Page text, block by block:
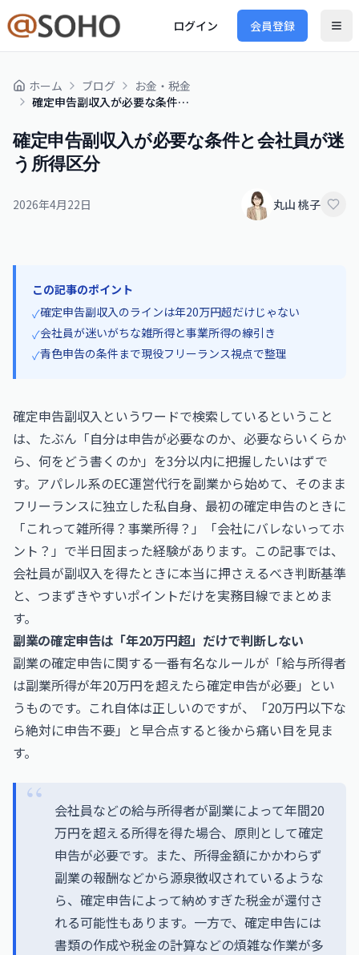
ログイン 会員登録
ホーム ブログ
お金・税金
確定申告副収入が必要な条件と会社員が迷う所得区分
確定申告副収入が必要な条件と会社員が迷
う所得区分
2026年4月22日 丸山 桃子
この記事のポイント
✓確定申告副収入のラインは年20万円超だけじゃない
✓会社員が迷いがちな雑所得と事業所得の線引き
✓青色申告の条件まで現役フリーランス視点で整理
確定申告副収入というワードで検索しているということ
は、たぶん「自分は申告が必要なのか、必要ならいくらか
ら、何をどう書くのか」を3分以内に把握したいはずで
す。アパレル系のEC運営代行を副業から始めて、そのまま
フリーランスに独立した私自身、最初の確定申告のときに
「これって雑所得？事業所得？」「会社にバレないってホ
ント？」で半日固まった経験があります。この記事では、
会社員が副収入を得たときに本当に押さえるべき判断基準
と、つまずきやすいポイントだけを実務目線でまとめま
す。
副業の確定申告は「年20万円超」だけで判断しない
副業の確定申告に関する一番有名なルールが「給与所得者
は副業所得が年20万円を超えたら確定申告が必要」とい
うものです。これ自体は正しいのですが、「20万円以下な
ら絶対に申告不要」と早合点すると後から痛い目を見ま
す。
会社員などの給与所得者が副業によって年間20
万円を超える所得を得た場合、原則として確定
申告が必要です。また、所得金額にかかわらず
副業の報酬などから源泉徴収されているような
ら、確定申告によって納めすぎた税金が還付さ
れる可能性もあります。一方で、確定申告には
書類の作成や税金の計算などの煩雑な作業が多